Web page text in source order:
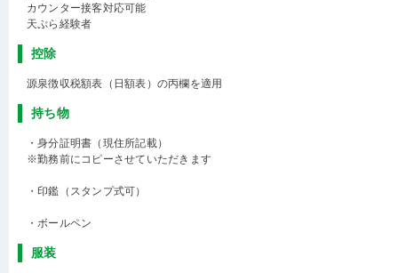
カウンター接客対応可能
天ぷら経験者
控除
源泉徴収税額表（日額表）の丙欄を適用
持ち物
・身分証明書（現住所記載）
※勤務前にコピーさせていただきます
・印鑑（スタンプ式可）
・ボールペン
服装